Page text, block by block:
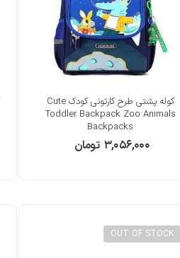
کوله پشتی طرح کارتونی کودک Cute
Toddler Backpack Zoo Animals
Backpacks
۳,۰۵۶,۰۰۰ تومان
OUT OF STOCK